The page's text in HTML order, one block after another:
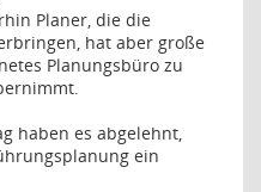
Planer, die die
hat aber große
Planungsbüro zu
haben es abgelehnt,
ein